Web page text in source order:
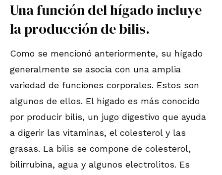
Una función del hígado incluye
la producción de bilis.
Como se mencionó anteriormente, su hígado
generalmente se asocia con una amplia
variedad de funciones corporales. Estos son
algunos de ellos. El hígado es más conocido
por producir bilis, un jugo digestivo que ayuda
a digerir las vitaminas, el colesterol y las
grasas. La bilis se compone de colesterol,
bilirrubina, agua y algunos electrolitos. Es